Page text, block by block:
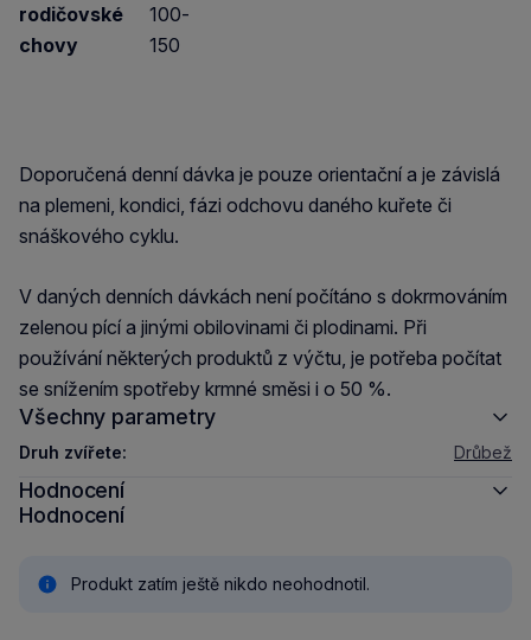
rodičovské
chovy
100-
150
Doporučená denní dávka je pouze orientační a je závislá
na plemeni, kondici, fázi odchovu daného kuřete či
snáškového cyklu.
V daných denních dávkách není počítáno s dokrmováním
zelenou pící a jinými obilovinami či plodinami. Při
používání některých produktů z výčtu, je potřeba počítat
se snížením spotřeby krmné směsi i o 50 %.
Všechny parametry
Druh zvířete: Drůbež
Hodnocení
Hodnocení
Produkt zatím ještě nikdo neohodnotil.